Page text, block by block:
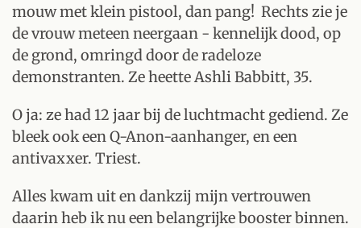
mouw met klein pistool, dan pang! Rechts zie je
de vrouw meteen neergaan - kennelijk dood, op
de grond, omringd door de radeloze
demonstranten. Ze heetteAshli Babbitt, 35.
O ja: ze had 12 jaar bij de luchtmacht gediend. Ze
bleek ook een Q-Anon-aanhanger, en een
antivaxxer. Triest.
Alles kwam uit en dankzij mijn vertrouwen
daarin heb ik nu een belangrijke booster binnen.